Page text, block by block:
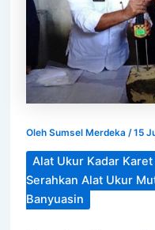
Oleh Sumsel Merdeka /15
Alat Ukur Kadar
Serahkan Alat Ukur
Banyuasin